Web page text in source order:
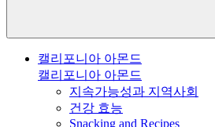
캘리포니아 아몬드
캘리포니아 아몬드
지속가능성과 지역사회
건강 효능
Snacking and Recipes